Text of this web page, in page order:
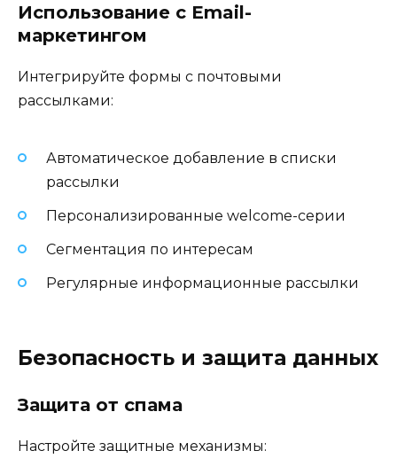
Использование с Email-
маркетингом
Интегрируйте формы с почтовыми
рассылками:
Автоматическое добавление в списки
рассылки
Персонализированные welcome-серии
Сегментация по интересам
Регулярные информационные рассылки
Безопасность и защита данных
Защита от спама
Настройте защитные механизмы: